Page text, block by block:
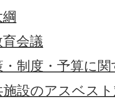
会議
・制度・予算に
設のアスベス